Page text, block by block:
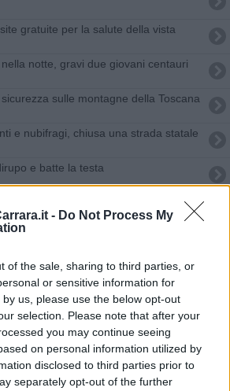
- Do Not Process My
of the sale, sharing to third parties, or
or sensitive information for
us, please use the below opt-out
selection. Please note that after your
you may continue seeing
on personal information utilized by
disclosed to third parties prior to
separately opt-out of the further
gratuite per la salute della vista
notte, gravi due giovani centauri
sulle montagne della Toscana
e nubifragi, chiusa una strada statale
e batte la testa
cardiaco mentre pedala sul lungomare
rubano la bici in pieno giorno
sentiero, bloccata vicino al torrente
e si accascia tra le montagne
violenza di genere 70mila tappi solidali